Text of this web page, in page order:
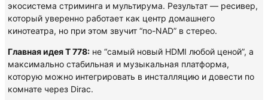
экосистема стриминга и мультирума. Результат — ресивер,
который уверенно работает как центр домашнего
кинотеатра, но при этом звучит “по-NAD” в стерео.
Главная идея T 778: не “самый новый HDMI любой ценой”, а
максимально стабильная и музыкальная платформа,
которую можно интегрировать в инсталляцию и довести по
комнате через Dirac.